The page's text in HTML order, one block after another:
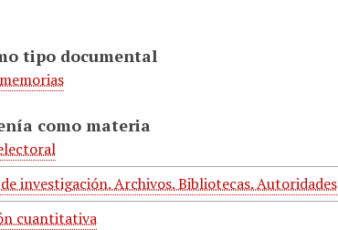
tipo documental
como materia
investigación. Archivos. Bibliotecas. Autoridades
cuantitativa